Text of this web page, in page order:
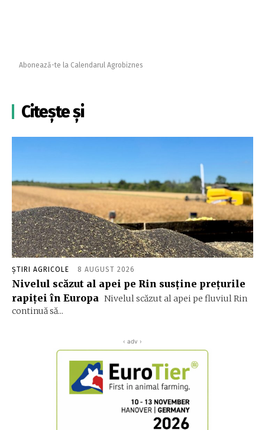
Abonează-te la Calendarul Agrobiznes
Citește și
ȘTIRI AGRICOLE 8 AUGUST 2026
Nivelul scăzut al apei pe Rin susține prețurile
rapiței în Europa Nivelul scăzut al apei pe fluviul Rin
continuă să...
‹ adv ›